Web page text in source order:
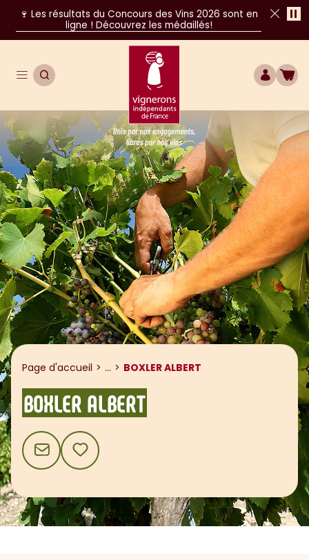
🍷 Les résultats du Concours des Vins 2026 sont en
ligne ! Découvrez les médaillés!
Ouvrir le menu de navigation
OUVRIR LA RECHERCHE
Unis par nos engagements, libres par
COMPTE
Page d'accueil ... Afficher le fil d'ariane
BOXLER ALBERT
BOXLER ALBERT
CONTACTAJOUTER AUX FAVORIS